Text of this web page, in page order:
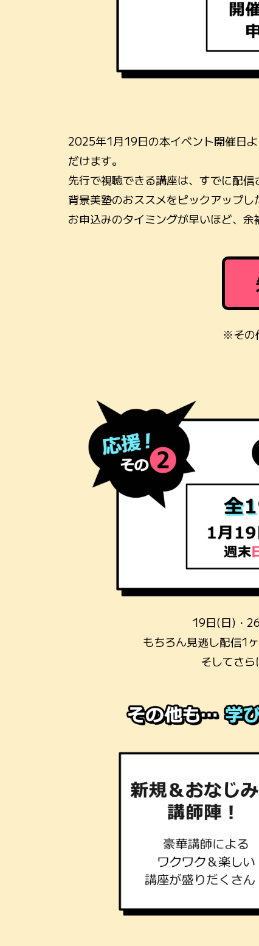
2025年1月19日の本イベント開催日
だけます。
先行で視聴できる講座は、すでに配
背景美塾のおススメをピックアップし
お申込みのタイミングが早いほど、余
※その
19日(日)・
もちろん見逃し配信1
そしてさら